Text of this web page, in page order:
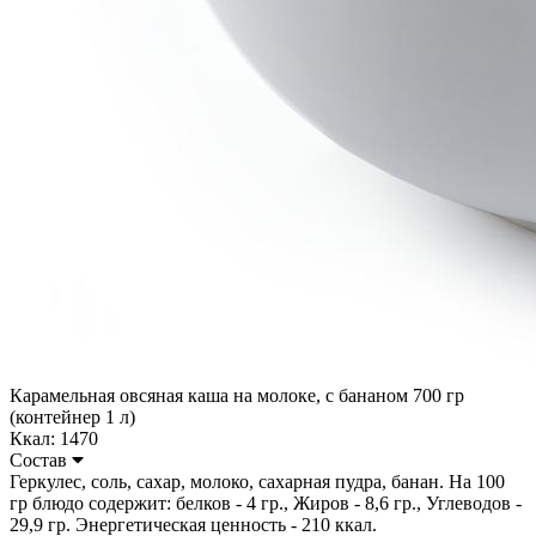
Карамельная овсяная каша на молоке, с бананом 700 гр
(контейнер 1 л)
Ккал: 1470
Состав
Геркулес, соль, сахар, молоко, сахарная пудра, банан. На 100
гр блюдо содержит: белков - 4 гр., Жиров - 8,6 гр., Углеводов -
29,9 гр. Энергетическая ценность - 210 ккал.